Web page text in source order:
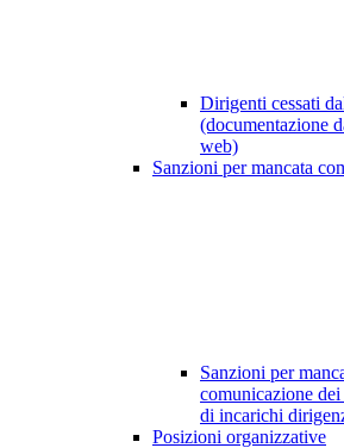
Dirigenti cessati
(documentazione
web)
Sanzioni per mancata
Sanzioni per
comunicazione
di incarichi
Posizioni organizzative